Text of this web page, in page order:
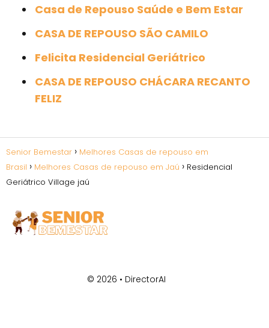
Casa de Repouso Saúde e Bem Estar
CASA DE REPOUSO SÃO CAMILO
Felicita Residencial Geriátrico
CASA DE REPOUSO CHÁCARA RECANTO
FELIZ
Senior Bemestar
Melhores Casas de repouso em
Brasil
Melhores Casas de repouso em Jaú
Residencial
Geriátrico Village jaú
© 2026 • DirectorAI